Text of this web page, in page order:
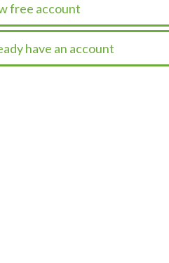
free account
have an account